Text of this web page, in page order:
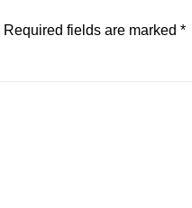
Required fields are marked *